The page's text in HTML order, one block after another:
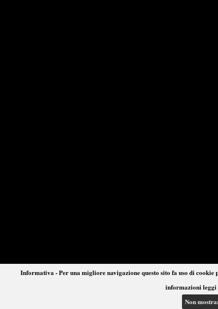
Informativa - Per una migliore navigazione questo sito fa uso di
informazioni leggi
Non